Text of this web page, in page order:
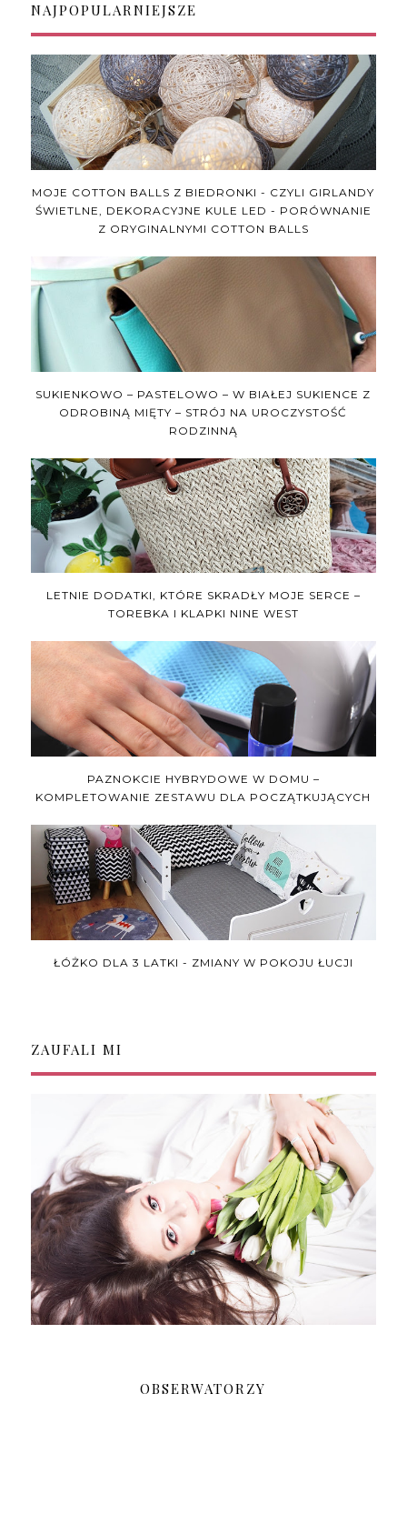
NAJPOPULARNIEJSZE
MOJE COTTON BALLS Z BIEDRONKI - CZYLI GIRLANDY
ŚWIETLNE, DEKORACYJNE KULE LED - PORÓWNANIE
Z ORYGINALNYMI COTTON BALLS
SUKIENKOWO – PASTELOWO – W BIAŁEJ SUKIENCE Z
ODROBINĄ MIĘTY – STRÓJ NA UROCZYSTOŚĆ
RODZINNĄ
LETNIE DODATKI, KTÓRE SKRADŁY MOJE SERCE –
TOREBKA I KLAPKI NINE WEST
PAZNOKCIE HYBRYDOWE W DOMU –
KOMPLETOWANIE ZESTAWU DLA POCZĄTKUJĄCYCH
ŁÓŻKO DLA 3 LATKI - ZMIANY W POKOJU ŁUCJI
ZAUFALI MI
OBSERWATORZY